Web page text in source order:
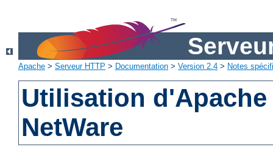
Apache > Serveur HTTP > Documentation > Version 2.4 > Notes
Utilisation
NetWare